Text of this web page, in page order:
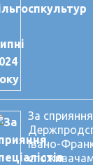
За сприяння
Івано-